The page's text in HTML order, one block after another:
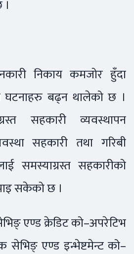
निकाय कमजोर हुँदा
घटनाहरु बढ्न थालेको छ ।
सहकारी व्यवस्थापन
सहकारी तथा गरिबी
समस्याग्रस्त सहकारीको
सकेको छ ।
एण्ड क्रेडिट को–अपरेटिभ
सेभिङ् एण्ड इन्भेष्टमेन्ट को–